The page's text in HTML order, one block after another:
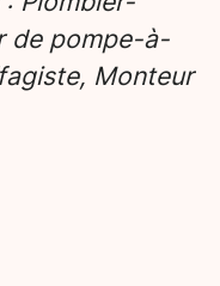
de pompe-à-
Monteur